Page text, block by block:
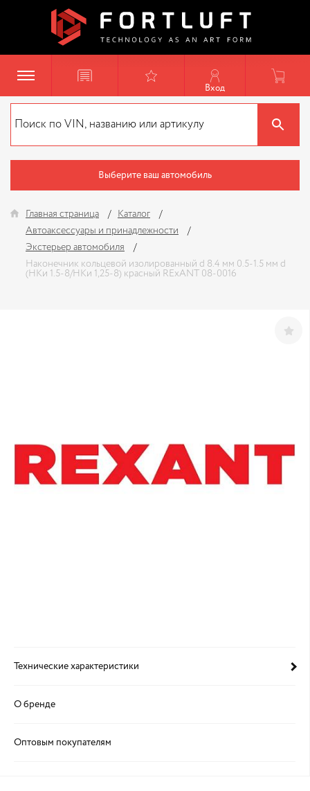
Вход
Выберите ваш автомобиль
Главная страница
Каталог
Автоаксессуары и принадлежности
Экстерьер автомобиля
Наконечник кольцевой изолированный d 8.4 мм 0.5-1.5 мм d
(НКи 1.5-8/НКи 1,25-8) красный RExANT 08-0016
Технические характеристики
О бренде
Оптовым покупателям